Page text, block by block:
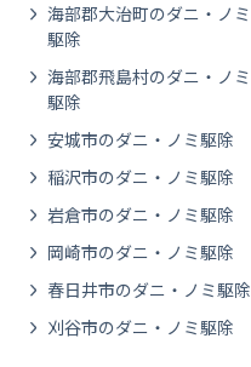
海部郡大治町のダニ・ノミ
駆除
海部郡飛島村のダニ・ノミ
駆除
安城市のダニ・ノミ駆除
稲沢市のダニ・ノミ駆除
岩倉市のダニ・ノミ駆除
岡崎市のダニ・ノミ駆除
春日井市のダニ・ノミ駆除
刈谷市のダニ・ノミ駆除